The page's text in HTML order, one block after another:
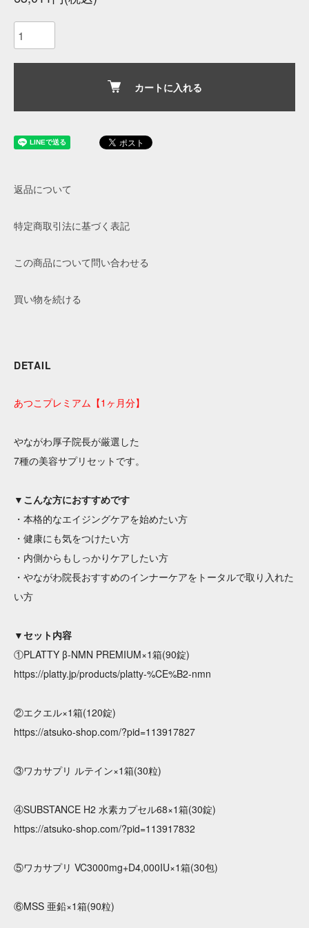
カートに入れる
返品について
特定商取引法に基づく表記
この商品について問い合わせる
買い物を続ける
DETAIL
あつこプレミアム【1ヶ月分】
やながわ厚子院長が厳選した
7種の美容サプリセットです。
▼こんな方におすすめです
・本格的なエイジングケアを始めたい方
・健康にも気をつけたい方
・内側からもしっかりケアしたい方
・やながわ院長おすすめのインナーケアをトータルで取り入れた
い方
▼セット内容
①PLATTY β-NMN PREMIUM×1箱(90錠)
https://platty.jp/products/platty-%CE%B2-nmn
②エクエル×1箱(120錠)
https://atsuko-shop.com/?pid=113917827
③ワカサプリ ルテイン×1箱(30粒)
④SUBSTANCE H2 水素カプセル68×1箱(30錠)
https://atsuko-shop.com/?pid=113917832
⑤ワカサプリ VC3000mg+D4,000IU×1箱(30包)
⑥MSS 亜鉛×1箱(90粒)